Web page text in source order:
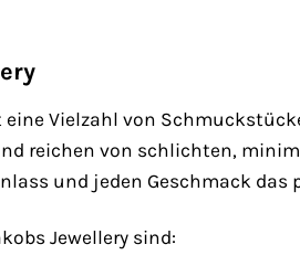
Vielzahl von
reichen von schlichten,
und jeden Geschmack das
Jewellery sind: